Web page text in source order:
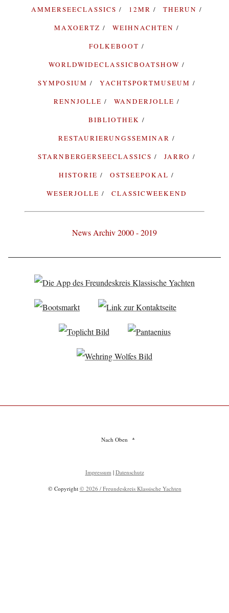
AMMERSEECLASSICS
12MR
THERUN
MAXOERTZ
WEIHNACHTEN
FOLKEBOOT
WORLDWIDECLASSICBOATSHOW
SYMPOSIUM
YACHTSPORTMUSEUM
RENNJOLLE
WANDERJOLLE
BIBLIOTHEK
RESTAURIERUNGSSEMINAR
STARNBERGERSEECLASSICS
JARRO
HISTORIE
OSTSEEPOKAL
WESERJOLLE
CLASSICWEEKEND
News Archiv 2000 - 2019
Nach Oben
Impressum | Datenschutz
© Copyright © 2026 / Freundeskreis Klassische Yachten